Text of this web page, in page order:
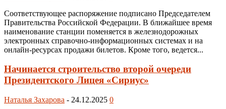
Соответствующее распоряжение подписано Председателем
Правительства Российской Федерации. В ближайшее время
наименование станции поменяется в железнодорожных
электронных справочно-информационных системах и на
онлайн-ресурсах продажи билетов. Кроме того, ведется...
Начинается строительство второй очереди
Президентского Лицея «Сириус»
Наталья Захарова - 24.12.2025 0